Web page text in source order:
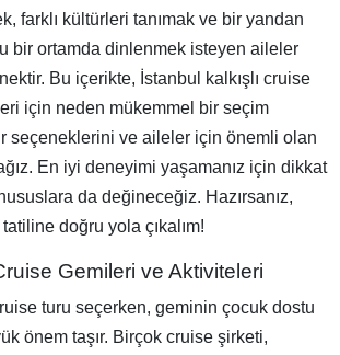
farklı kültürleri tanımak ve bir yandan
bir ortamda dinlenmek isteyen aileler
Bu içerikte, İstanbul kalkışlı cruise
için neden mükemmel bir seçim
seçeneklerini ve aileler için önemli olan
En iyi deneyimi yaşamanız için dikkat
da değineceğiz. Hazırsanız,
doğru yola çıkalım!
Gemileri ve Aktiviteleri
turu seçerken, geminin çocuk dostu
önem taşır. Birçok cruise şirketi,